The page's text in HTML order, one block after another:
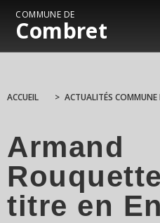
COMMUNE DE
Combret
ACCUEIL > ACTUALITÉS COMMUNE
Armand
titre en